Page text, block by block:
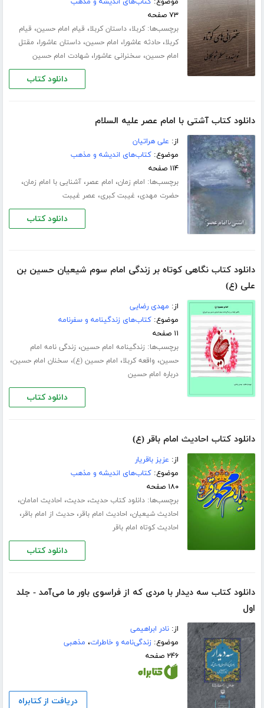
۷۳ صفحه
برچسب‌ها:کربلا،داستان کربلا، قیام امام حسین، قیام
کربلا،حادثه عاشورا، امام حسین،داستان عاشورا، مقتل
امام حسین، سخنرانی عاشورا،شهادت امام حسین
دانلود کتاب
دانلود کتاب آشتی با امام عصر علیه السلام
از: علی هراتیان
موضوع:کتاب‌های اندیشه و مذهب
۱۱۴ صفحه
برچسب‌ها: امام زمان، امام عصر،آشنایی با امام زمان،
حضرت مهدی، غیبت کبری، عصر غیبت
دانلود کتاب
دانلود کتاب نگاهی کوتاه بر زندگی امام سوم شیعیان حسین بن
علی (ع)
از: مهدی رضایی
موضوع:کتاب‌های زندگینامه و سفرنامه
۱۱ صفحه
برچسب‌ها: زندگینامه امام حسین، زندگی نامه امام
حسین، واقعه کربلا، امام حسین (ع)، سخنان امام حسین،
درباره امام حسین
دانلود کتاب
دانلود کتاب احادیث امام باقر (ع)
از: عزیز باقریار
موضوع:کتاب‌های اندیشه و مذهب
۱۸۰ صفحه
برچسب‌ها:دانلود کتاب حدیث،حدیث، احادیث امامان،
احادیث شیعیان، احادیث امام باقر،حدیث از امام باقر،
احادیث کوتاه امام باقر
دانلود کتاب
دانلود کتاب سه دیدار با مردی که از فراسوی باور ما می‌آمد - جلد
اول
از:نادر ابراهیمی
موضوع:زندگی‌نامه و خاطرات، مذهبی
۲۴۶ صفحه
دریافت از کتابراه